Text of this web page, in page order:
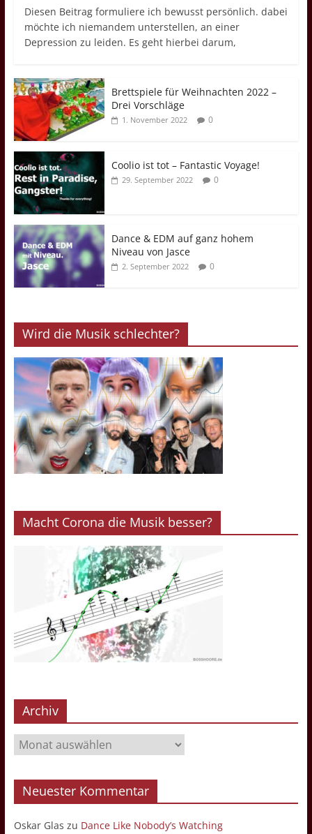
Diesen Beitrag formuliere ich bewusst persönlich. dabei
möchte ich niemandem unterstellen, an einer
Depression zu leiden. Es geht hierbei darum,
Brettspiele für Weihnachten 2022 –
Drei Vorschläge
1. November 2022 0
Coolio ist tot – Fantastic Voyage!
29. September 2022 0
Dance & EDM auf ganz hohem
Niveau von Jasce
2. September 2022 0
Wird die Musik schlechter?
Macht Corona die Musik besser?
Archiv
Archiv
Neuester Kommentar
Oskar Glas zu Dance Like Nobody’s Watching